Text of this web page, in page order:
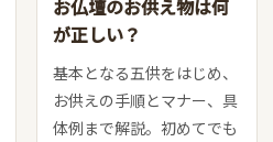
お仏壇のお供え物は何
が正しい？
基本となる五供をはじめ、
お供えの手順とマナー、具
体例まで解説。初めてでも